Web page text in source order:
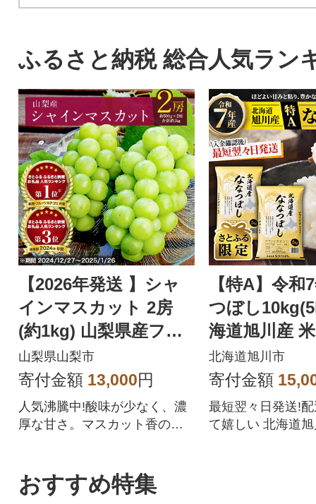
ふるさと納税 総合人気ラン
【2026年発送 】シャ
インマスカット 2房
(約1kg) 山梨県産フル
ーツ 人気のぶどう
山梨県山梨市
寄付金額 13,000円
人気沸騰中!酸味が少なく、濃
厚な甘さ。マスカット香の芳
トを中心にぶどうをたくさん
作っている農家が自信を持っ
【特A】令和
つぼし
海道旭川産
【さとふる
57
北海道旭川市
寄付金額
最短翌々日発送!
て嬉しい 北海道
おすすめ特集